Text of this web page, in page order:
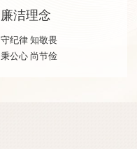
廉洁理念
守纪律 知敬畏
秉公心 尚节俭